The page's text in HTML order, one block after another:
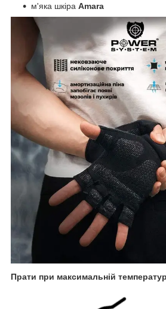
м'яка шкіра Amara
Прати при максимальній